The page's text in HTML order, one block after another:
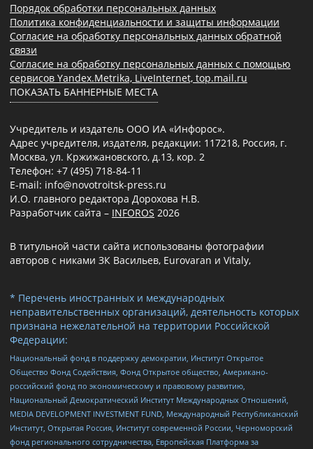
Порядок обработки персональных данных
Политика конфиденциальности и защиты информации
Согласие на обработку персональных данных обратной
связи
Согласие на обработку персональных данных с помощью
сервисов Yandex.Metrika, LiveInternet, top.mail.ru
ПОКАЗАТЬ БАННЕРНЫЕ МЕСТА
Учредитель и издатель ООО ИА «Инфорос».
Адрес учредителя, издателя, редакции: 117218, Россия, г.
Москва, ул. Кржижановского, д.13, кор. 2
Телефон: +7 (495) 718-84-11
E-mail: info@novotroitsk-press.ru
И.О. главного редактора Дорохова Н.В.
Разработчик сайта – INFOROS 2026
В титульной части сайта использованы фотографии
авторов с никами ЗК Васильев, Eurovaran и Vitaly,
* Перечень иностранных и международных
неправительственных организаций, деятельность которых
признана нежелательной на территории Российской
Федерации:
Национальный фонд в поддержку демократии, Институт Открытое
Общество Фонд Содействия, Фонд Открытое общество, Американо-
российский фонд по экономическому и правовому развитию,
Национальный Демократический Институт Международных Отношений,
MEDIA DEVELOPMENT INVESTMENT FUND, Международный Республиканский
Институт, Открытая Россия, Институт современной России, Черноморский
фонд регионального сотрудничества, Европейская Платформа за